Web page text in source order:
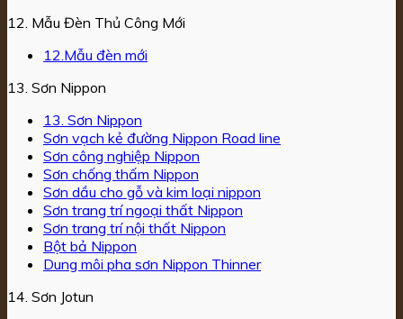
12. Mẫu Đèn Thủ Công Mới
12.Mẫu đèn mới
13. Sơn Nippon
13. Sơn Nippon
Sơn vạch kẻ đường Nippon Road line
Sơn công nghiệp Nippon
Sơn chống thấm Nippon
Sơn dầu cho gỗ và kim loại nippon
Sơn trang trí ngoại thất Nippon
Sơn trang trí nội thất Nippon
Bột bả Nippon
Dung môi pha sơn Nippon Thinner
14. Sơn Jotun